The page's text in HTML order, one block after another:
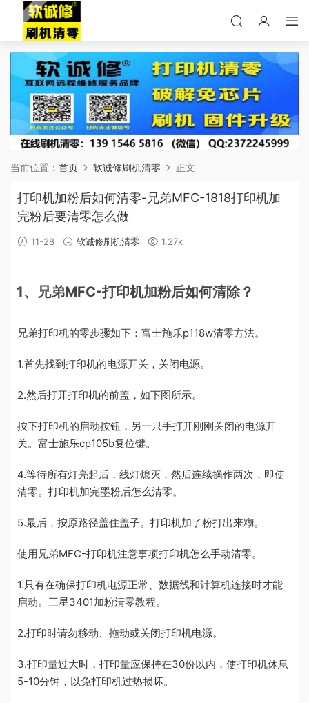
当前位置： 首页 软诚修刷机清零 正文
打印机加粉后如何清零-兄弟MFC-1818打印机加
完粉后要清零怎么做
11-28 软诚修刷机清零 1.27k
1、兄弟MFC-打印机加粉后如何清除？
兄弟打印机的零步骤如下：富士施乐p118w清零方法。
1.首先找到打印机的电源开关，关闭电源。
2.然后打开打印机的前盖，如下图所示。
按下打印机的启动按钮，另一只手打开刚刚关闭的电源开
关。富士施乐cp105b复位键。
4.等待所有灯亮起后，线灯熄灭，然后连续操作两次，即使
清零。打印机加完墨粉后怎么清零。
5.最后，按原路径盖住盖子。打印机加了粉打出来糊。
使用兄弟MFC-打印机注意事项打印机怎么手动清零。
1.只有在确保打印机电源正常、数据线和计算机连接时才能
启动。三星3401加粉清零教程。
2.打印时请勿移动、拖动或关闭打印机电源。
3.打印量过大时，打印量应保持在30份以内，使打印机休息
5-10分钟，以免打印机过热损坏。